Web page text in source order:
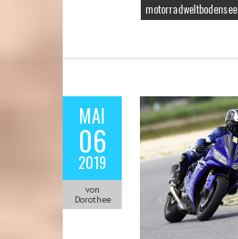
motorradweltbodensee
MAI
06
2019
von
Dorothee